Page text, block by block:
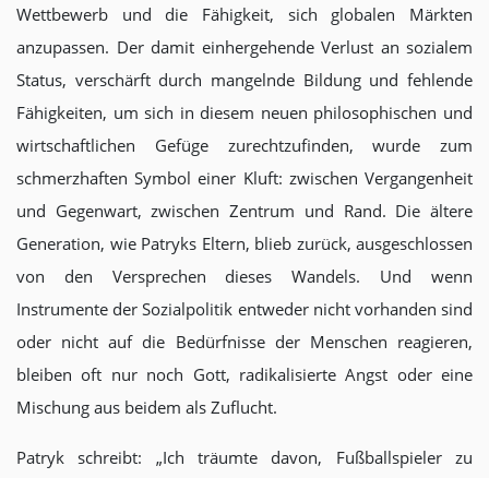
Wettbewerb und die Fähigkeit, sich globalen Märkten
anzupassen. Der damit einhergehende Verlust an sozialem
Status, verschärft durch mangelnde Bildung und fehlende
Fähigkeiten, um sich in diesem neuen philosophischen und
wirtschaftlichen Gefüge zurechtzufinden, wurde zum
schmerzhaften Symbol einer Kluft: zwischen Vergangenheit
und Gegenwart, zwischen Zentrum und Rand. Die ältere
Generation, wie Patryks Eltern, blieb zurück, ausgeschlossen
von den Versprechen dieses Wandels. Und wenn
Instrumente der Sozialpolitik entweder nicht vorhanden sind
oder nicht auf die Bedürfnisse der Menschen reagieren,
bleiben oft nur noch Gott, radikalisierte Angst oder eine
Mischung aus beidem als Zuflucht.
Patryk schreibt: „Ich träumte davon, Fußballspieler zu